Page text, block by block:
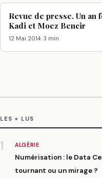
Revue de presse. Un
Kadi et Moez Bencir
12 Mai 2014· 3 min
LES + LUS
1 ALGÉRIE
Numérisation : le Data
tournant ou un mirage ?